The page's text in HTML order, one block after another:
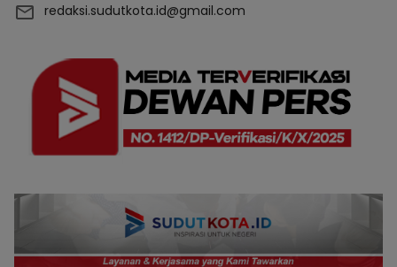
redaksi.sudutkota.id@gmail.com